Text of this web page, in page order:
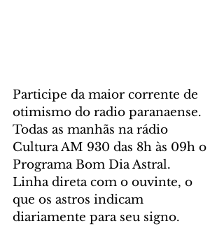
Participe da maior corrente de
otimismo do radio paranaense.
Todas as manhãs na rádio
Cultura AM 930 das 8h às 09h o
Programa Bom Dia Astral.
Linha direta com o ouvinte, o
que os astros indicam
diariamente para seu signo.